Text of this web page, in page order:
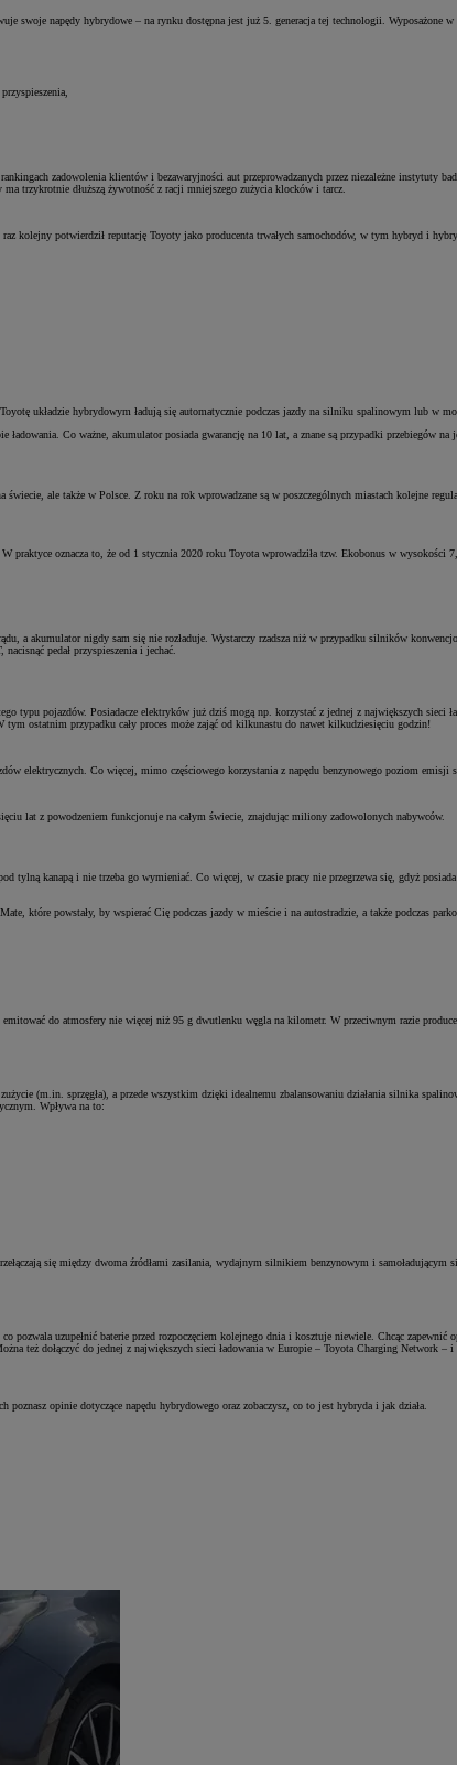
napędy hybrydowe – na rynku dostępna jest już 5. generacja tej technologii. Wyposażone
zadowolenia klientów i bezawaryjności aut przeprowadzanych przez niezależne instytuty
trzykrotnie dłuższą żywotność z racji mniejszego zużycia klocków i tarcz.
kolejny potwierdził reputację Toyoty jako producenta trwałych samochodów, w tym hybryd i
układzie hybrydowym ładują się automatycznie podczas jazdy na silniku spalinowym lub w
Co ważne, akumulator posiada gwarancję na 10 lat, a znane są przypadki przebiegów
ale także w Polsce. Z roku na rok wprowadzane są w poszczególnych miastach kolejne
praktyce oznacza to, że od 1 stycznia 2020 roku Toyota wprowadziła tzw. Ekobonus w
a akumulator nigdy sam się nie rozładuje. Wystarczy rzadsza niż w przypadku silników
pedał przyspieszenia i jechać.
typu pojazdów. Posiadacze elektryków już dziś mogą np. korzystać z jednej z największych
ostatnim przypadku cały proces może zająć od kilkunastu do nawet kilkudziesięciu godzin!
elektrycznych. Co więcej, mimo częściowego korzystania z napędu benzynowego poziom
lat z powodzeniem funkcjonuje na całym świecie, znajdując miliony zadowolonych nabywców.
kanapą i nie trzeba go wymieniać. Co więcej, w czasie pracy nie przegrzewa się, gdyż posiada
które powstały, by wspierać Cię podczas jazdy w mieście i na autostradzie, a także podczas
do atmosfery nie więcej niż 95 g dwutlenku węgla na kilometr. W przeciwnym razie
(m.in. sprzęgła), a przede wszystkim dzięki idealnemu zbalansowaniu działania silnika
Wpływa na to:
się między dwoma źródłami zasilania, wydajnym silnikiem benzynowym i
uzupełnić baterie przed rozpoczęciem kolejnego dnia i kosztuje niewiele. Chcąc zapewnić
też dołączyć do jednej z największych sieci ładowania w Europie – Toyota Charging Network –
opinie dotyczące napędu hybrydowego oraz zobaczysz, co to jest hybryda i jak działa.